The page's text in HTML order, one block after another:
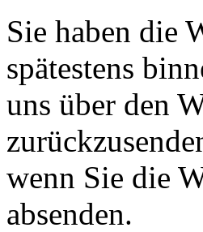
Sie haben die
spätestens
uns über den
wenn Sie die
absenden.